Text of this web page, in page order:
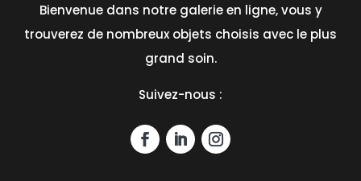
Bienvenue dans notre galerie en ligne, vous y
trouverez de nombreux objets choisis avec le plus
grand soin.
Suivez-nous :